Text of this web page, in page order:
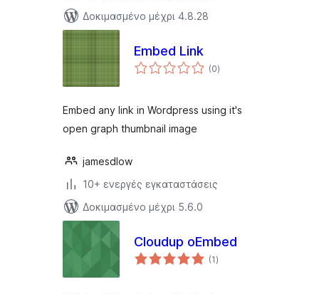
Δοκιμασμένο μέχρι 4.8.28
Embed Link
(0αξιολογήσεις
σύνολο
)
Embed any link in Wordpress using it's
open graph thumbnail image
jamesdlow
10+ ενεργές εγκαταστάσεις
Δοκιμασμένο μέχρι 5.6.0
Cloudup oEmbed
(1αξιολογήσεις
σύνολο
)